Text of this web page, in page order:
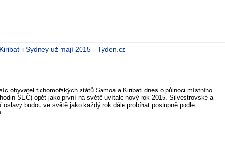
i Sydney už mají 2015 - Týden.cz
obyvatel tichomořských států Samoa a Kiribati dnes o půlnoci místního
SEČ) opět jako první na světě uvítalo nový rok 2015. Silvestrovské a
oslavy budou ve světě jako každý rok dále probíhat postupně podle
...